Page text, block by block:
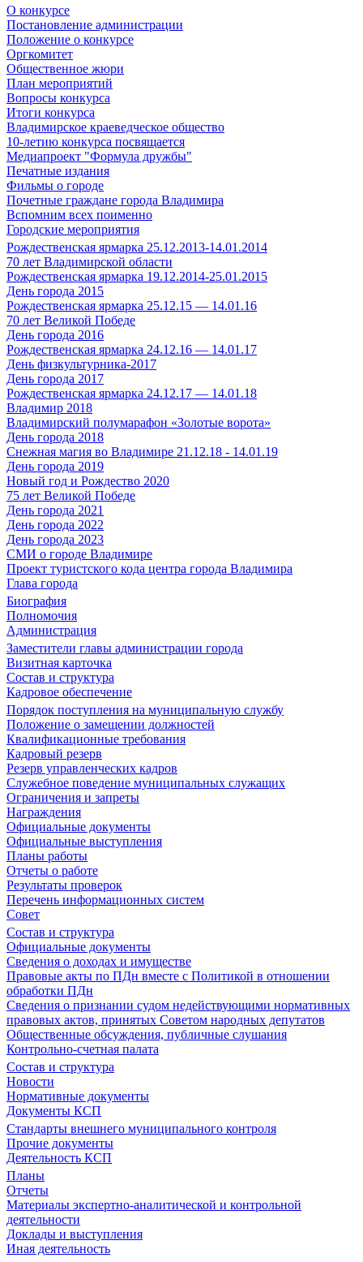
О конкурсе
Постановление администрации
Положение о конкурсе
Оргкомитет
Общественное жюри
План мероприятий
Вопросы конкурса
Итоги конкурса
Владимирское краеведческое общество
10-летию конкурса посвящается
Медиапроект "Формула дружбы"
Печатные издания
Фильмы о городе
Почетные граждане города Владимира
Вспомним всех поименно
Городские мероприятия
Рождественская ярмарка 25.12.2013-14.01.2014
70 лет Владимирской области
Рождественская ярмарка 19.12.2014-25.01.2015
День города 2015
Рождественская ярмарка 25.12.15 — 14.01.16
70 лет Великой Победе
День города 2016
Рождественская ярмарка 24.12.16 — 14.01.17
День физкультурника-2017
День города 2017
Рождественская ярмарка 24.12.17 — 14.01.18
Владимир 2018
Владимирский полумарафон «Золотые ворота»
День города 2018
Снежная магия во Владимире 21.12.18 - 14.01.19
День города 2019
Новый год и Рождество 2020
75 лет Великой Победе
День города 2021
День города 2022
День города 2023
СМИ о городе Владимире
Проект туристского кода центра города Владимира
Глава города
Биография
Полномочия
Администрация
Заместители главы администрации города
Визитная карточка
Состав и структура
Кадровое обеспечение
Порядок поступления на муниципальную службу
Положение о замещении должностей
Квалификационные требования
Кадровый резерв
Резерв управленческих кадров
Служебное поведение муниципальных служащих
Ограничения и запреты
Награждения
Официальные документы
Официальные выступления
Планы работы
Отчеты о работе
Результаты проверок
Перечень информационных систем
Совет
Состав и структура
Официальные документы
Сведения о доходах и имуществе
Правовые акты по ПДн вместе с Политикой в отношении
обработки ПДн
Сведения о признании судом недействующими нормативных
правовых актов, принятых Советом народных депутатов
Общественные обсуждения, публичные слушания
Контрольно-счетная палата
Состав и структура
Новости
Нормативные документы
Документы КСП
Стандарты внешнего муниципального контроля
Прочие документы
Деятельность КСП
Планы
Отчеты
Материалы экспертно-аналитической и контрольной
деятельности
Доклады и выступления
Иная деятельность